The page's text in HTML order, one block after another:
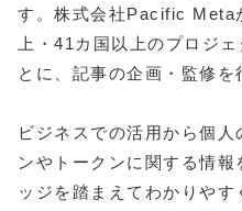
す。株式会社Pacific Meta
上・41カ国以上のプロジ
とに、記事の企画・監修を
ビジネスでの活用から個
ンやトークンに関する情
ッジを踏まえてわかりや